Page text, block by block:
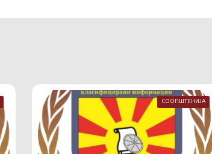
СООПШТЕНИЈА